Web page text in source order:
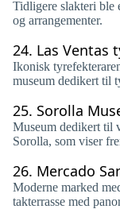
Tidligere slakteri ble
og arrangementer.
24. Las Ventas
Ikonisk
museum dedikert til
25. Sorolla
Museum dedikert til
Sorolla, som viser
26. Mercado
Moderne marked
takterrasse med